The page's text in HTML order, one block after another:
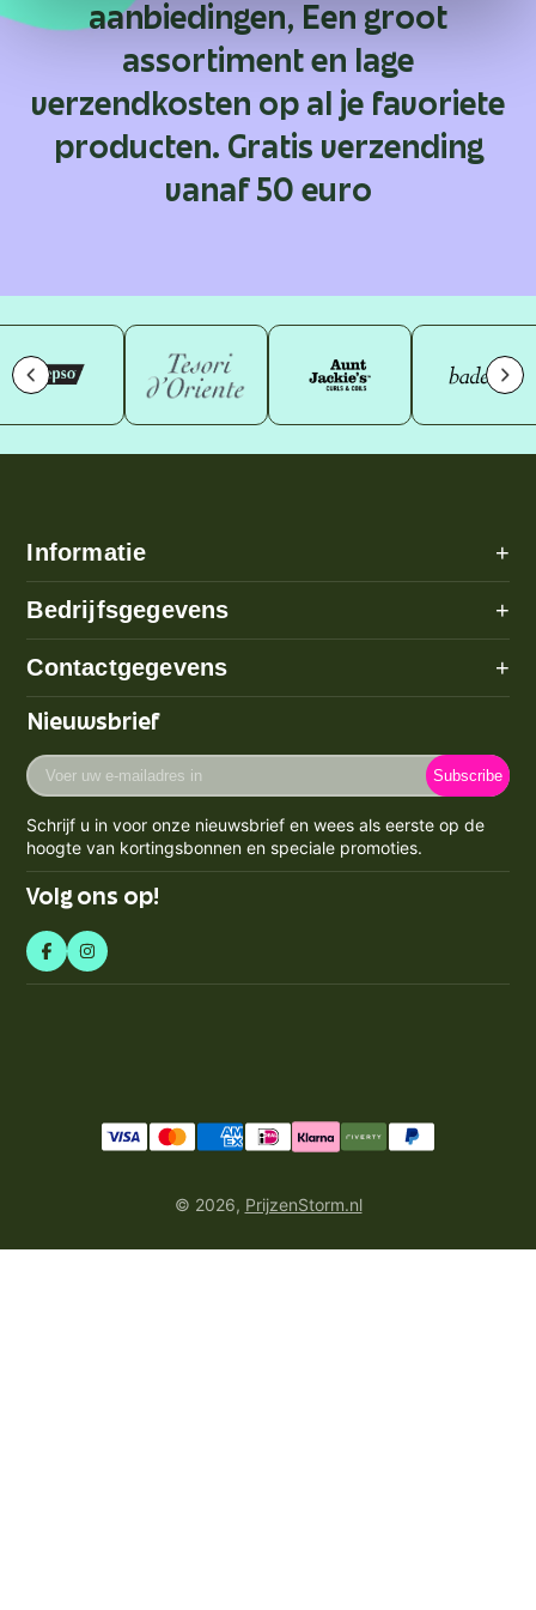
aanbiedingen, Een groot
assortiment en lage
verzendkosten op al je favoriete
producten. Gratis verzending
vanaf 50 euro
Informatie +
Algemene voorwaarden
Betaalmethode
Verzenden
Klachten
Spaarpunten Programma
Retourneren & Annuleren
Bedrijfsgegevens +
Privacy Policy
Cookie Policy
Contact
Blogs
Contactgegevens +
Adres: Poeldijk (geen bezoekadres)
Maandag - Vrijdag 09:00-17:00
KVK-nummer: 71550224
BTW-nummer: NL858759123b01
Nieuwsbrief
Voer
uw
mailadres
in
Subscribe
Schrijf u in voor onze nieuwsbrief en wees als eerste op de
hoogte van kortingsbonnen en speciale promoties.
Volg ons op!
© 2026, PrijzenStorm.nl